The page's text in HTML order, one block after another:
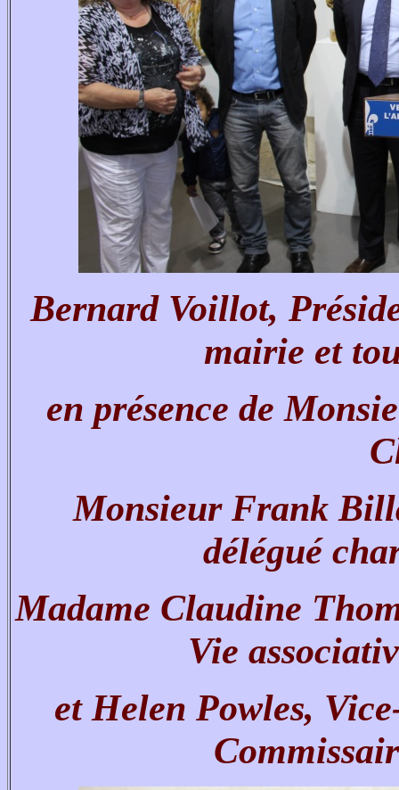
Bernard Voillot,
mairie et
en présence de
Monsieur Frank
délégué
Madame Claudine
Vie
et Helen Powles,